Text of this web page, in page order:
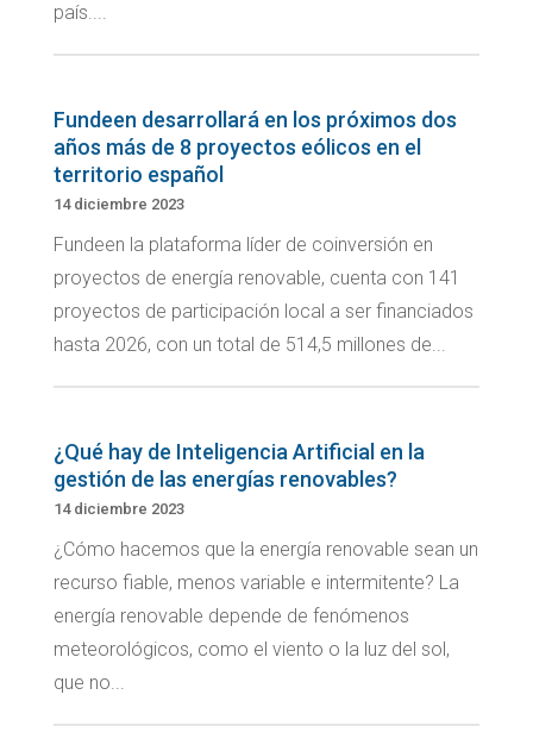
país....
Fundeen desarrollará en los próximos dos
años más de 8 proyectos eólicos en el
territorio español
14 diciembre 2023
Fundeen la plataforma líder de coinversión en
proyectos de energía renovable, cuenta con 141
proyectos de participación local a ser financiados
hasta 2026, con un total de 514,5 millones de...
¿Qué hay de Inteligencia Artificial en la
gestión de las energías renovables?
14 diciembre 2023
¿Cómo hacemos que la energía renovable sean un
recurso fiable, menos variable e intermitente? La
energía renovable depende de fenómenos
meteorológicos, como el viento o la luz del sol,
que no...